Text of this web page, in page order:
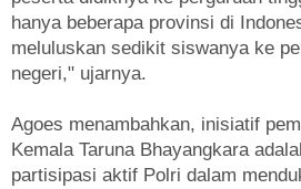
hanya beberapa provinsi di
meluluskan sedikit siswanya ke
negeri," ujarnya.
Agoes menambahkan, inisiatif
Kemala Taruna Bhayangkara
partisipasi aktif Polri dalam